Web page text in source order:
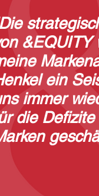
&EQUITY
ein
immer
die Defizite